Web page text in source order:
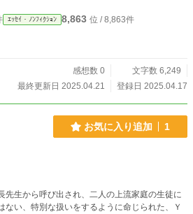
ｴｯｾｲ・ﾉﾝﾌｨｸｼｮﾝ 8,863 位 / 8,863件
感想数 0
文字数 6,249
最終更新日 2025.04.21
登録日 2025.04.17
お気に入り追加 1
先生から呼び出され、二人の上流家庭の生徒に
ない、特別な扱いをするように命じられた、Ｙ